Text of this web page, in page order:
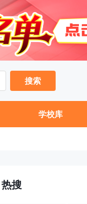
搜索
学校库
热搜